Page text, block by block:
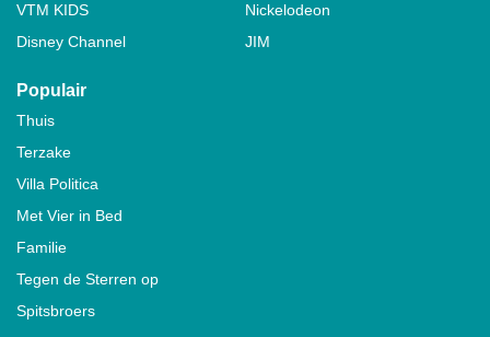
VTM KIDS
Nickelodeon
Disney Channel
JIM
Populair
Thuis
Terzake
Villa Politica
Met Vier in Bed
Familie
Tegen de Sterren op
Spitsbroers